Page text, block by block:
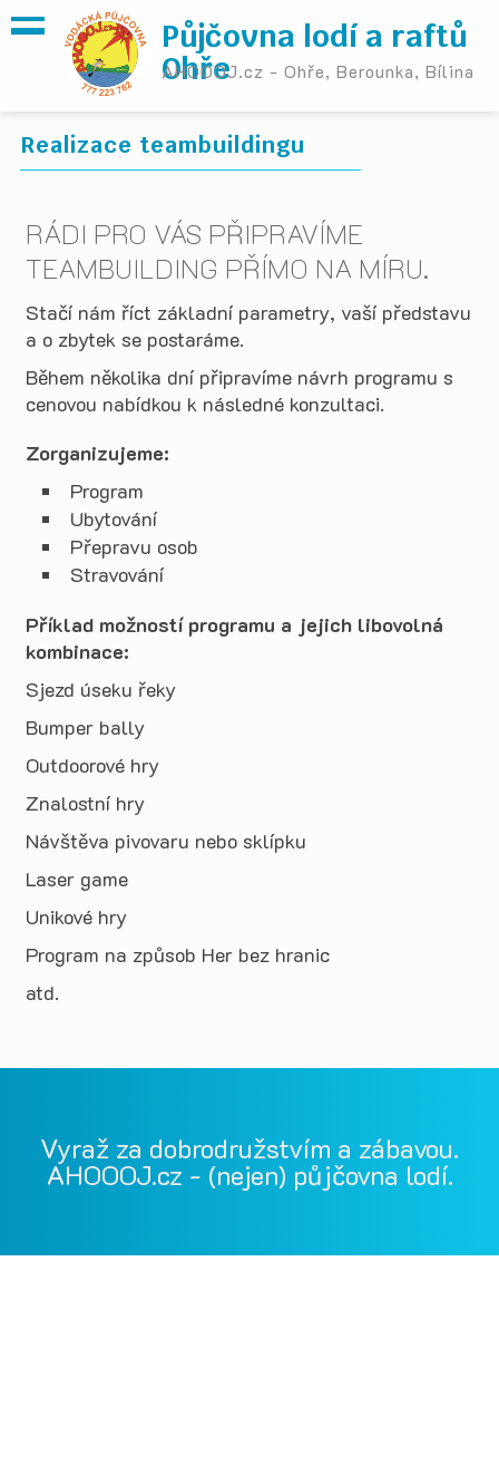
Půjčovna lodí a raftů
Ohře
AHOOOJ.cz - Ohře, Berounka, Bílina
Realizace teambuildingu
RÁDI PRO VÁS PŘIPRAVÍME
TEAMBUILDING PŘÍMO NA MÍRU.
Stačí nám říct základní parametry, vaší představu
a o zbytek se postaráme.
Během několika dní připravíme návrh programu s
cenovou nabídkou k následné konzultaci.
Zorganizujeme:
Program
Ubytování
Přepravu osob
Stravování
Příklad možností programu a jejich libovolná
kombinace:
Sjezd úseku řeky
Bumper bally
Outdoorové hry
Znalostní hry
Návštěva pivovaru nebo sklípku
Laser game
Unikové hry
Program na způsob Her bez hranic
atd.
Vyraž za dobrodružstvím a zábavou.
AHOOOJ.cz - (nejen) půjčovna lodí.